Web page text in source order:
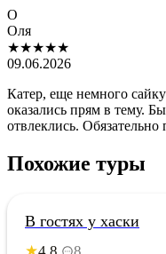
О
Оля
★★★★★
09.06.2026
Катер, еще немного
оказались прям в тему.
отвлеклись.
Похожие туры
Акция на зимние даты
В гостях у хаски